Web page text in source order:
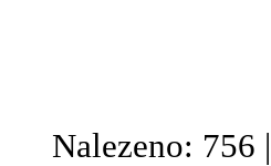
Nalezeno: 756